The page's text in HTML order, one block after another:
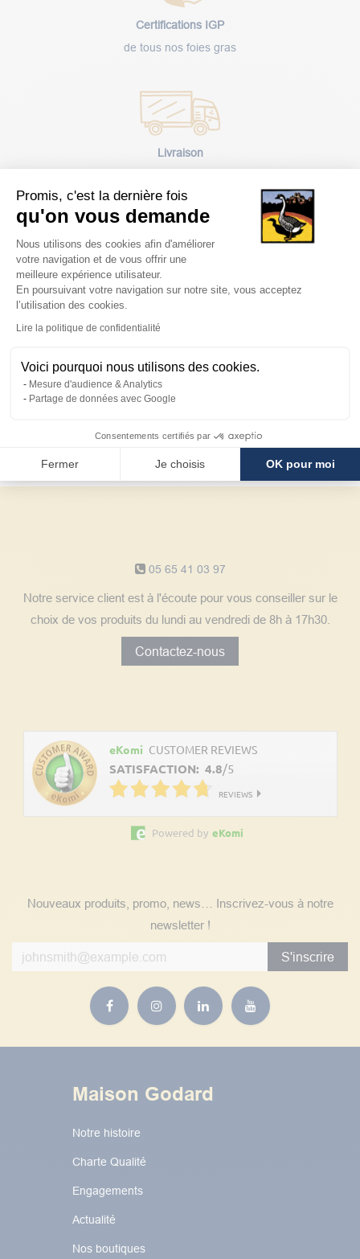
Promis, c'est la dernière fois
qu'on vous demande
Plateforme de Gestion du
Nous utilisons des cookies afin d'améliorer
votre navigation et de vous offrir une
meilleure expérience utilisateur.
En poursuivant votre navigation sur notre site, vous acceptez
l’utilisation des cookies.
Lire la politique de confidentialité
Voici pourquoi nous utilisons des cookies.
Mesure d'audience & Analytics
Partage de données avec Google
Consentements certifiés par
Fermer Je choisis OK pour moi
Axeptio consent
Certifications IGP
de tous nos foies gras
Livraison
Paiement
client
05 65 41 03 97
Notre service client est à l'écoute pour vous conseiller sur le
choix de vos produits du lundi au vendredi de 8h à 17h30.
Contactez-nous
eKomi CUSTOMER REVIEWS
SATISFACTION: 4.8/5
REVIEWS
Powered by eKomi
Nouveaux produits, promo, news… Inscrivez-vous à notre
newsletter !
S'inscrire
Maison Godard
Notre histoire
Charte Qualité
Engagements
Actualité
Nos boutiques